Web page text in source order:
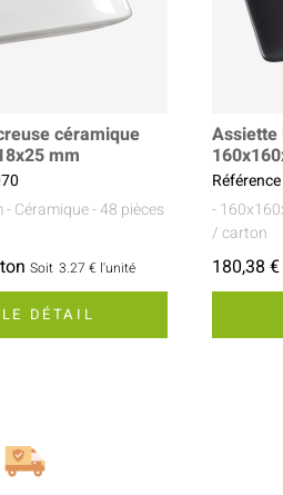
céramique
mm
- Céramique- 48 pièces
Soit 3.27 € l'unité
DÉTAIL
Assiette
-
/ carton
180,38